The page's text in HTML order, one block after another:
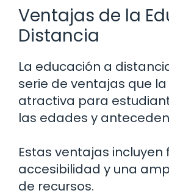
Ventajas de la
Distancia
La educación a
serie de ventajas que
atractiva para
las edades y
Estas ventajas incluyen
accesibilidad y una
de recursos.